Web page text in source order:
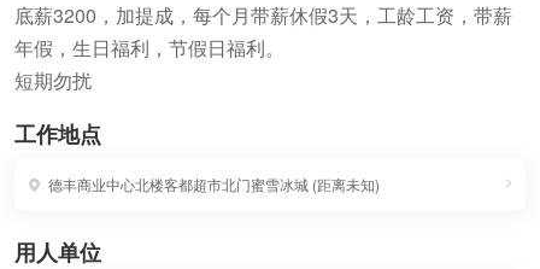
底薪3200，加提成，每个月带薪休假3天，工龄工资，带薪
年假，生日福利，节假日福利。
短期勿扰
工作地点
德丰商业中心北楼客都超市北门蜜雪冰城 (距离未知)
用人单位